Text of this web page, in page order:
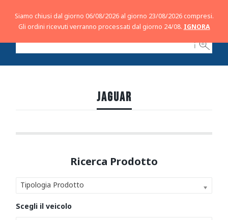
ℹ
JAGUAR
Tipologia Prodotto
Siamo chiusi dal giorno 06/08/2026 al giorno 23/08/2026 compresi.
Gli ordini ricevuti verranno processati dal giorno 24/08. IGNORA